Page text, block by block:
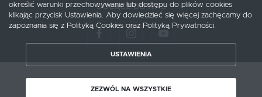
DOŁĄCZ DO NAS
Copyright by meblecentrum.com.pl
określić warunki przechowywania lub dostępu do plików cookies
klikając przycisk Ustawienia. Aby dowiedzieć się więcej zachęcamy do
zapoznania się z Polityką Cookies oraz Polityką Prywatności.
USTAWIENIA
ZEZWÓL NA WSZYSTKIE
ZAPISZ WYBRANE